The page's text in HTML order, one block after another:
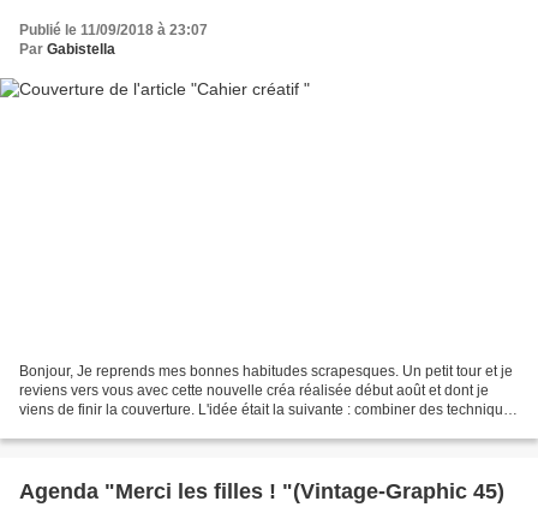
Publié le 11/09/2018 à 23:07
Par Gabistella
Bonjour, Je reprends mes bonnes habitudes scrapesques. Un petit tour et je
reviens vers vous avec cette nouvelle créa réalisée début août et dont je
viens de finir la couverture. L'idée était la suivante : combiner des techniques
Agenda "Merci les filles ! "(Vintage-Graphic 45)